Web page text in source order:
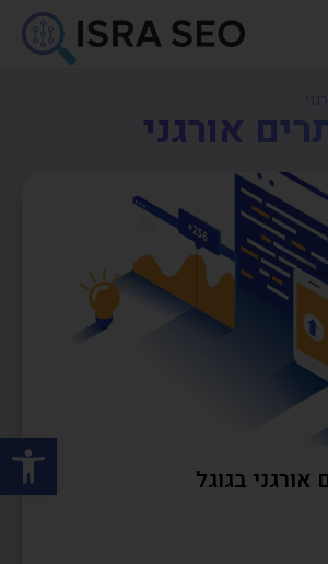
פתח
אורגני
אורגני בגוגל